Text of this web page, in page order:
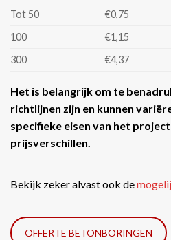
Tot 50
€0,75
100
€1,15
300
€4,37
Het is belangrijk om te
richtlijnen zijn en kunnen
specifieke eisen van het
prijsverschillen.
Bekijk zeker alvast ook de
OFFERTE BETONBORINGEN